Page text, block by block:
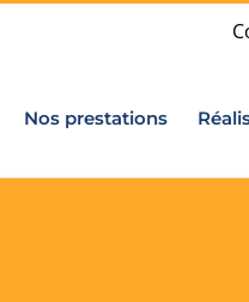
Nos prestations